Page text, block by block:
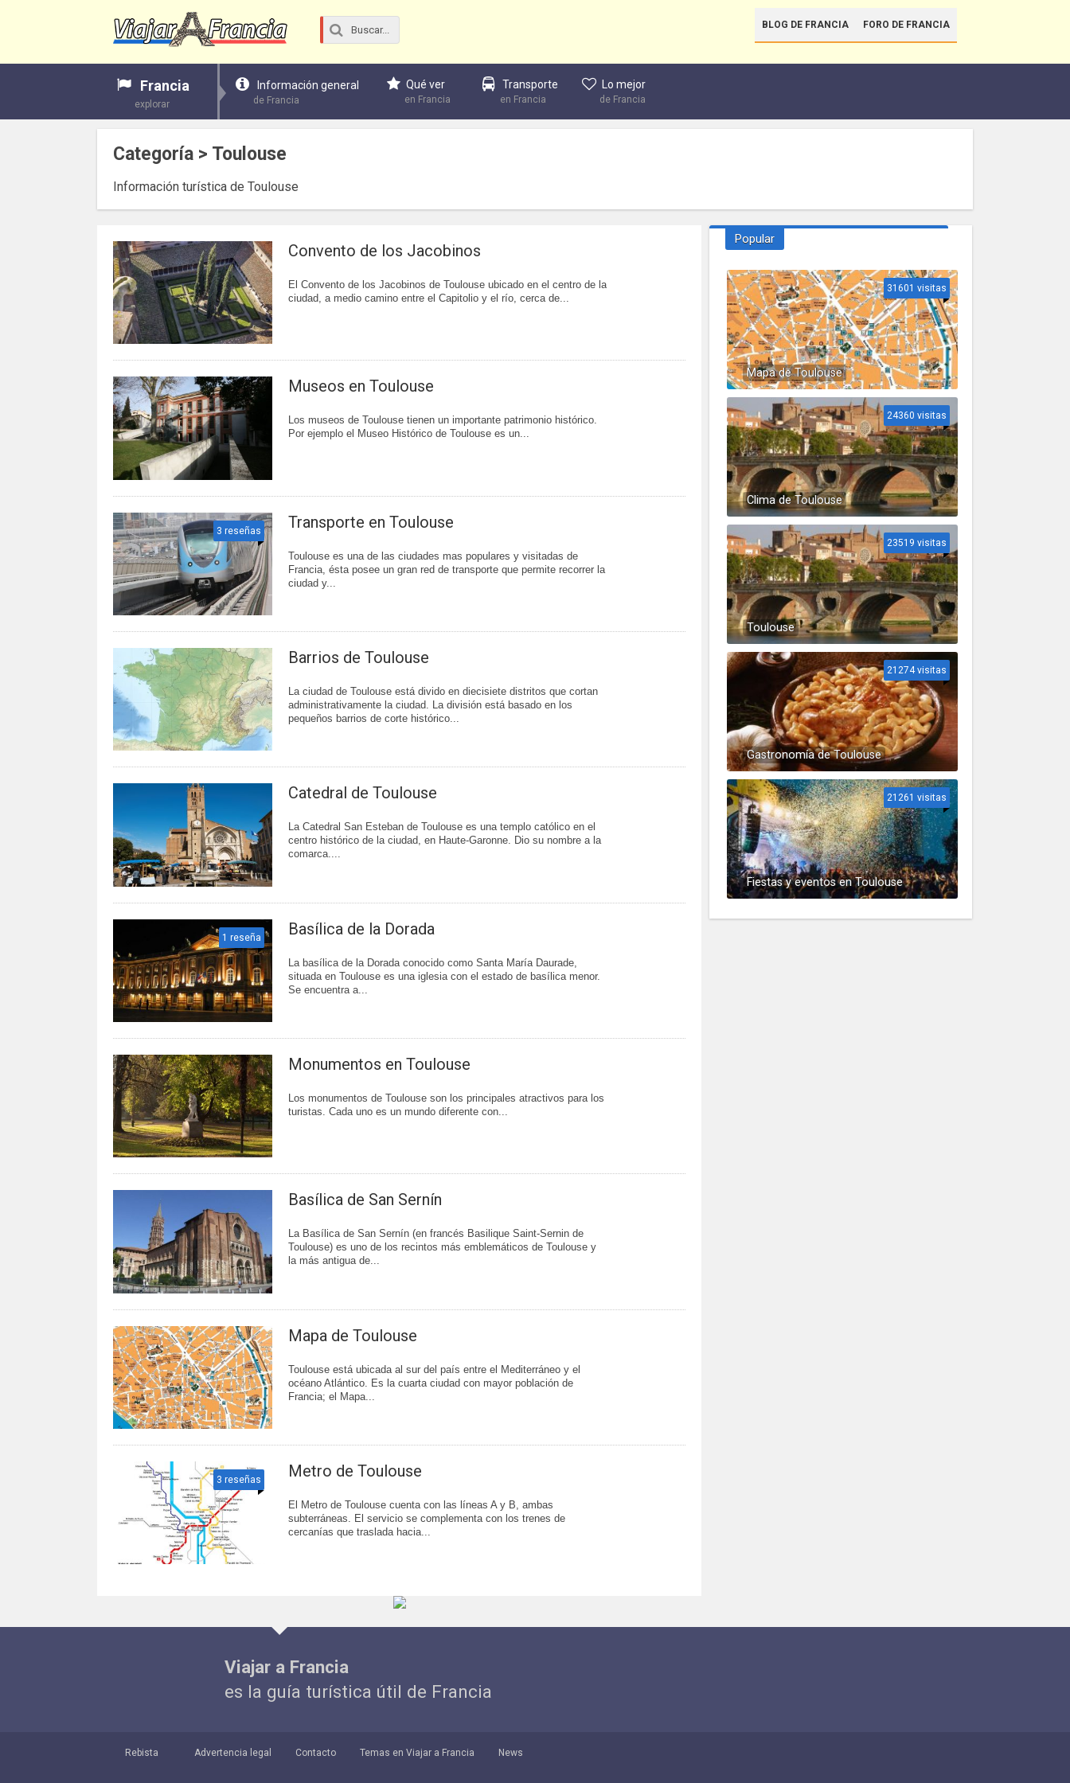
BLOG DE FRANCIA FORO DE FRANCIA
Francia
explorar
Información general
de Francia
Qué ver
en Francia
Transporte
en Francia
Lo mejor
de Francia
Categoría > Toulouse
Información turística de Toulouse
Convento de los Jacobinos
El Convento de los Jacobinos de Toulouse ubicado en el centro de la
ciudad, a medio camino entre el Capitolio y el río, cerca de...
Museos en Toulouse
Los museos de Toulouse tienen un importante patrimonio histórico.
Por ejemplo el Museo Histórico de Toulouse es un...
3 reseñas Transporte en Toulouse
Toulouse es una de las ciudades mas populares y visitadas de
Francia, ésta posee un gran red de transporte que permite recorrer la
ciudad y...
Barrios de Toulouse
La ciudad de Toulouse está divido en diecisiete distritos que cortan
administrativamente la ciudad. La división está basado en los
pequeños barrios de corte histórico...
Catedral de Toulouse
La Catedral San Esteban de Toulouse es una templo católico en el
centro histórico de la ciudad, en Haute-Garonne. Dio su nombre a la
comarca....
1 reseña Basílica de la Dorada
La basílica de la Dorada conocido como Santa María Daurade,
situada en Toulouse es una iglesia con el estado de basílica menor.
Se encuentra a...
Monumentos en Toulouse
Los monumentos de Toulouse son los principales atractivos para los
turistas. Cada uno es un mundo diferente con...
Basílica de San Sernín
La Basílica de San Sernín (en francés Basilique Saint-Sernin de
Toulouse) es uno de los recintos más emblemáticos de Toulouse y
la más antigua de...
Mapa de Toulouse
Toulouse está ubicada al sur del país entre el Mediterráneo y el
océano Atlántico. Es la cuarta ciudad con mayor población de
Francia; el Mapa...
3 reseñas Metro de Toulouse
El Metro de Toulouse cuenta con las líneas A y B, ambas
subterráneas. El servicio se complementa con los trenes de
cercanías que traslada hacia...
Popular
Mapa de Toulouse
31601 visitas
Clima de Toulouse
24360 visitas
Toulouse
23519 visitas
Gastronomía de Toulouse
21274 visitas
Fiestas y eventos en Toulouse
21261 visitas
Viajar a Francia
es la guía turística útil de Francia
Rebista Advertencia legal Contacto Temas en Viajar a Francia News